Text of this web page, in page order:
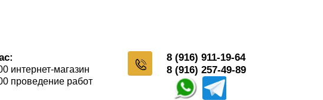
8 (916) 911-19-64
8 (916) 257-49-89
интернет-магазин
проведение работ